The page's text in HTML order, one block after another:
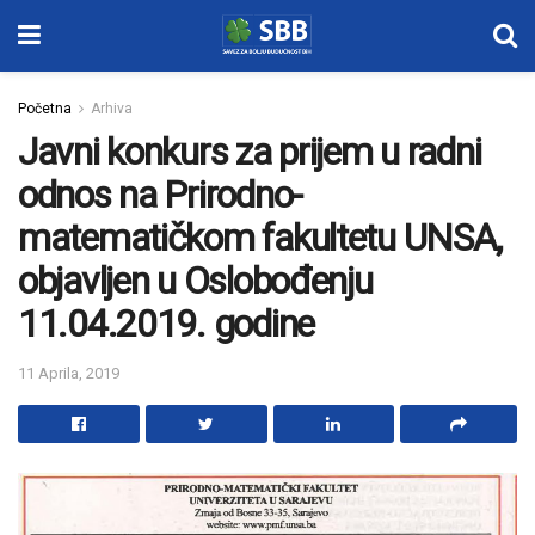
Početna Arhiva
Javni konkurs za prijem u radni
odnos na Prirodno-
matematičkom fakultetu UNSA,
objavljen u Oslobođenju
11.04.2019. godine
11 Aprila, 2019